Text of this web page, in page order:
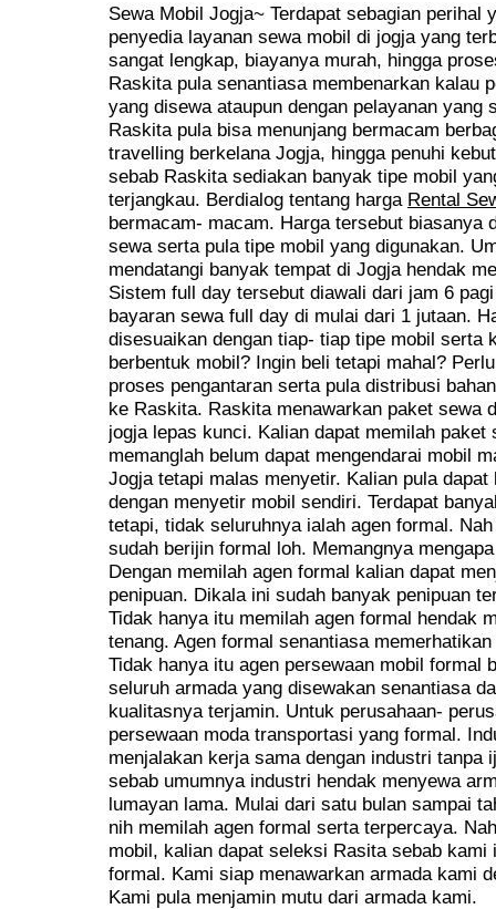
Sewa Mobil Jogja~ Terdapat sebagian perihal
penyedia layanan sewa mobil di jogja yang
sangat lengkap, biayanya murah, hingga
Raskita pula senantiasa membenarkan kalau
yang disewa ataupun dengan pelayanan yang
Raskita pula bisa menunjang bermacam
travelling berkelana Jogja, hingga penuhi
sebab Raskita sediakan banyak tipe mobil
terjangkau. Berdialog tentang harga Rental
bermacam- macam. Harga tersebut biasanya
sewa serta pula tipe mobil yang digunakan.
mendatangi banyak tempat di Jogja hendak
Sistem full day tersebut diawali dari jam 6
bayaran sewa full day di mulai dari 1 jutaan.
disesuaikan dengan tiap- tiap tipe mobil serta
berbentuk mobil? Ingin beli tetapi mahal?
proses pengantaran serta pula distribusi
ke Raskita. Raskita menawarkan paket sewa
jogja lepas kunci. Kalian dapat memilah paket
memanglah belum dapat mengendarai mobil
Jogja tetapi malas menyetir. Kalian pula
dengan menyetir mobil sendiri. Terdapat
tetapi, tidak seluruhnya ialah agen formal.
sudah berijin formal loh. Memangnya
Dengan memilah agen formal kalian dapat
penipuan. Dikala ini sudah banyak penipuan
Tidak hanya itu memilah agen formal hendak
tenang. Agen formal senantiasa
Tidak hanya itu agen persewaan mobil formal
seluruh armada yang disewakan senantiasa
kualitasnya terjamin. Untuk perusahaan-
persewaan moda transportasi yang formal.
menjalakan kerja sama dengan industri tanpa
sebab umumnya industri hendak menyewa
lumayan lama. Mulai dari satu bulan sampai
nih memilah agen formal serta terpercaya.
mobil, kalian dapat seleksi Rasita sebab kami
formal. Kami siap menawarkan armada kami
Kami pula menjamin mutu dari armada kami.